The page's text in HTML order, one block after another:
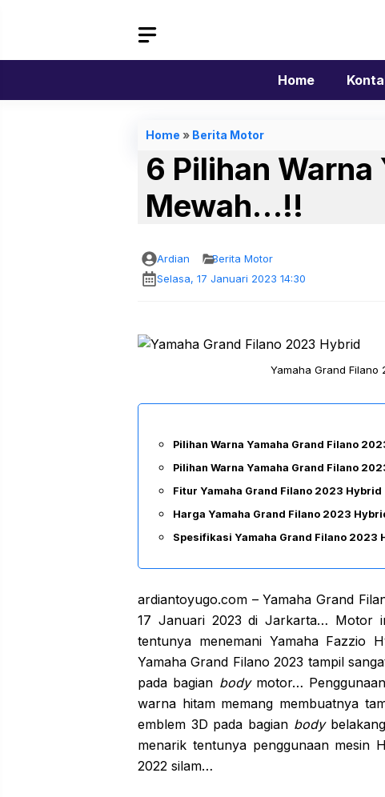
Home
Home » Berita Motor
6 Pilihan Warna
Mewah…!!
Ardian
Berita Motor
Selasa, 17 Januari 2023 14:30
Yamaha Grand Filano
Pilihan Warna Yamaha Grand Filano
Pilihan Warna Yamaha Grand Filano
Fitur Yamaha Grand Filano 2023 Hybrid
Harga Yamaha Grand Filano 2023
Spesifikasi Yamaha Grand Filano 2023
ardiantoyugo.com – Yamaha Grand
17 Januari 2023 di Jarkarta… Motor
tentunya menemani Yamaha Fazzio
Yamaha Grand Filano 2023 tampil
pada bagian bodymotor…
warna hitam memang membuatnya
emblem 3D pada bagian body
menarik tentunya penggunaan mesin
2022 silam…